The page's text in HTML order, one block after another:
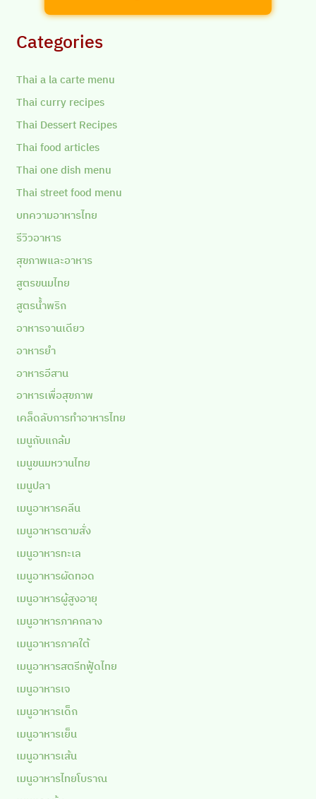
Categories
Thai a la carte menu
Thai curry recipes
Thai Dessert Recipes
Thai food articles
Thai one dish menu
Thai street food menu
บทความอาหารไทย
รีวิวอาหาร
สุขภาพและอาหาร
สูตรขนมไทย
สูตรน้ำพริก
อาหารจานเดียว
อาหารยำ
อาหารอีสาน
อาหารเพื่อสุขภาพ
เคล็ดลับการทำอาหารไทย
เมนูกับแกล้ม
เมนูขนมหวานไทย
เมนูปลา
เมนูอาหารคลีน
เมนูอาหารตามสั่ง
เมนูอาหารทะเล
เมนูอาหารผัดทอด
เมนูอาหารผู้สูงอายุ
เมนูอาหารภาคกลาง
เมนูอาหารภาคใต้
เมนูอาหารสตรีทฟู้ดไทย
เมนูอาหารเจ
เมนูอาหารเด็ก
เมนูอาหารเย็น
เมนูอาหารเส้น
เมนูอาหารไทยโบราณ